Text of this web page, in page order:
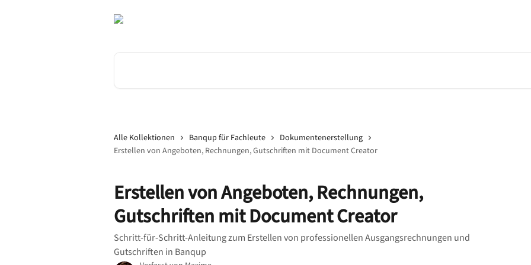
Alle Kollektionen Banqup für Fachleute
Dokumentenerstellung
Erstellen von Angeboten, Rechnungen, Gutschriften mit Document Creator
Erstellen von Angeboten, Rechnungen,
Gutschriften mit Document Creator
Schritt-für-Schritt-Anleitung zum Erstellen von professionellen Ausgangsrechnungen und
Gutschriften in Banqup